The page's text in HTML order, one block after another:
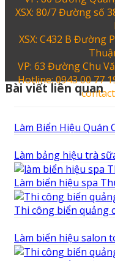
XSX: 80/7 Đường số
XSX: C432 B Đường
VP: 63 Đường Chu
Hotline: 0943 00 77
Bài viết liên quan
Làm Biển Hiệu Quán
Làm bảng hiệu trà
Làm biển hiệu spa
Thi công biển quảng
Làm biển hiệu salon